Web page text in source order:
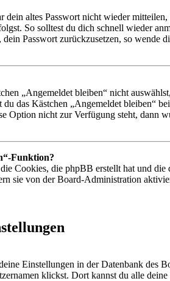
altes Passwort nicht wieder
So solltest du dich schnell wieder
Passwort zurückzusetzen, so wende
„Angemeldet bleiben“ nicht
das Kästchen „Angemeldet bleiben“
Option nicht zur Verfügung steht, dann
Funktion?
Cookies, die phpBB erstellt hat und
sie von der Board-Administration
Einstellungen in der Datenbank des
klickst. Dort kannst du alle